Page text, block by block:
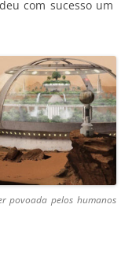
com sucesso um
povoada pelos humanos